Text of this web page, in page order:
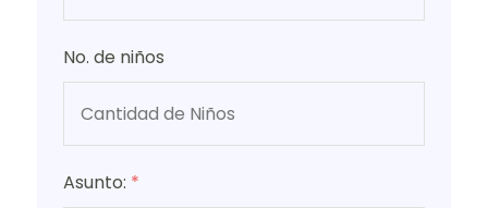
No. de niños
Asunto: *